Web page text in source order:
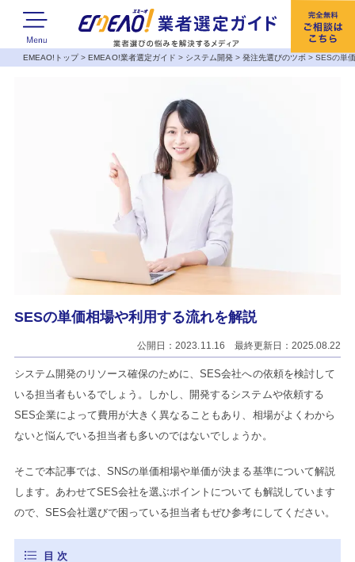
EMEAO!トップ>EMEAO!業者選定ガイド > システム開発>発注先選びのツボ >SESの単
SESの単価相場や利用する流れを解説
公開日：2023.11.16 最終更新日：2025.08.22
システム開発のリソース確保のために、SES会社への依頼を検討して
いる担当者もいるでしょう。しかし、開発するシステムや依頼する
SES企業によって費用が大きく異なることもあり、相場がよくわから
ないと悩んでいる担当者も多いのではないでしょうか。
そこで本記事では、SNSの単価相場や単価が決まる基準について解説
します。あわせてSES会社を選ぶポイントについても解説しています
ので、SES会社選びで困っている担当者もぜひ参考にしてください。